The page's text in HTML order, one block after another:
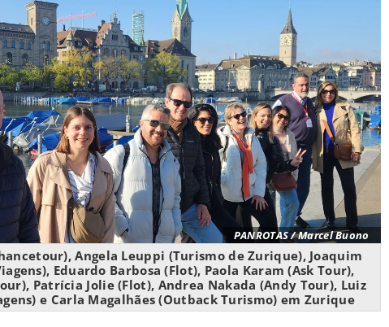
PANROTAS / Marcel Buono
Angela Leuppi (Turismo de Zurique), Joaquim
Eduardo Barbosa (Flot), Paola Karam (Ask Tour),
Patrícia Jolie (Flot), Andrea Nakada (Andy Tour), Luiz
e Carla Magalhães (Outback Turismo) em Zurique